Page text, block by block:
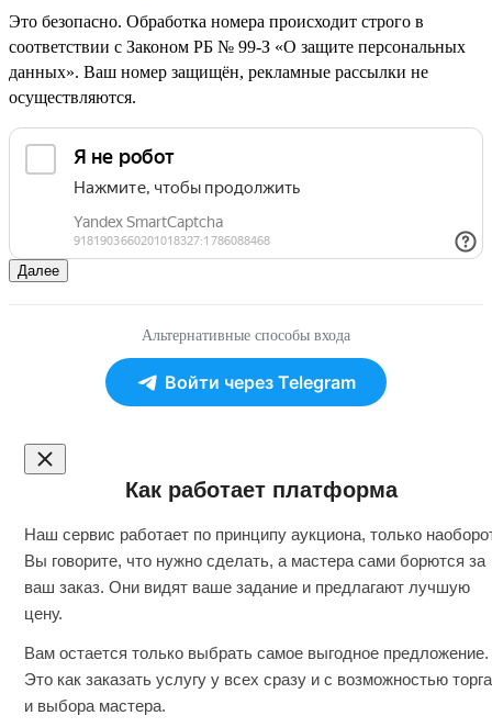
Это безопасно. Обработка номера происходит строго в
соответствии с Законом РБ № 99-З «О защите персональных
данных». Ваш номер защищён, рекламные рассылки не
осуществляются.
Далее
Альтернативные способы входа
Войти через Telegram
Как работает платформа
Наш сервис работает по принципу аукциона, только
Вы говорите, что нужно сделать, а мастера сами борются за
ваш заказ. Они видят ваше задание и предлагают лучшую
цену.
Вам остается только выбрать самое выгодное предложение.
Это как заказать услугу у всех сразу и с возможностью торга
и выбора мастера.